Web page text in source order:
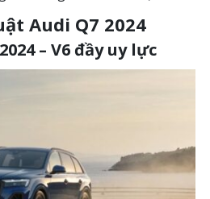
Audi Q7 2024
– V6 đầy uy lực